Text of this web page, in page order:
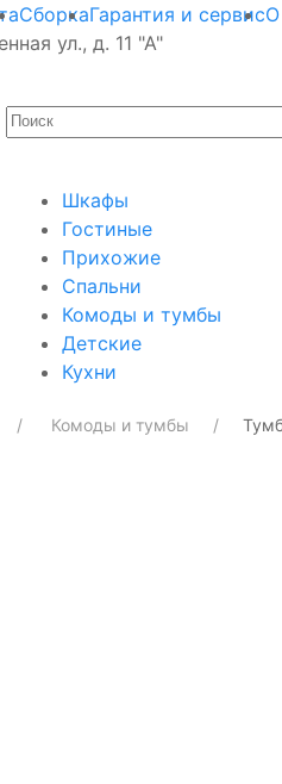
СборкаГарантия и сервис
ул., д. 11 "А"
Шкафы
Гостиные
Прихожие
Спальни
Комоды и тумбы
Детские
Кухни
Комоды и тумбы